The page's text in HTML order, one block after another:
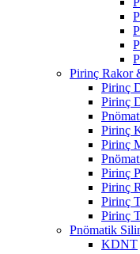
Pirinç Rakor
Pirinç
Pirinç
Pirinç
Pirinç
Pirinç
Pirinç
Pirinç
Pirinç
Pnömatik
KDNT